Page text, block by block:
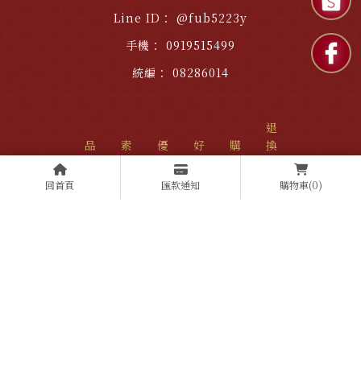
回首頁 匯款通知 購物車(0)
@fub5223y
0919515499
08286014
品
素
點
優
活
好
推
購
知
退
換